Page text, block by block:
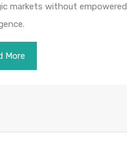
markets without empowered
More